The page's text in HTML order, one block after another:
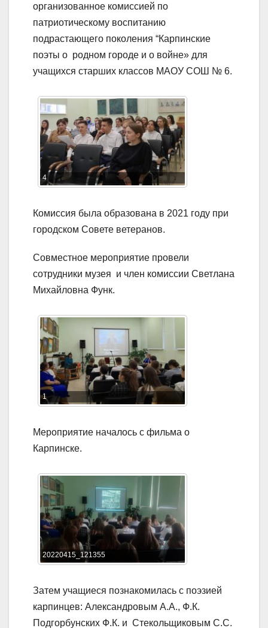
организованное комиссией по
патриотическому воспитанию
подрастающего поколения “Карпинские
поэты о родном городе и о войне» для
учащихся старших классов МАОУ СОШ № 6.
4
Комиссия была образована в 2021 году при
городском Совете ветеранов.
Совместное мероприятие провели
сотрудники музея и член комиссии Светлана
Михайловна Функ.
1
Мероприятие началось с фильма о
Карпинске.
20220415_121355
Затем учащиеся познакомилась с поэзией
карпинцев: Александровым А.А., Ф.К.
Подгорбунских Ф.К. и Стекольщиковым С.С.